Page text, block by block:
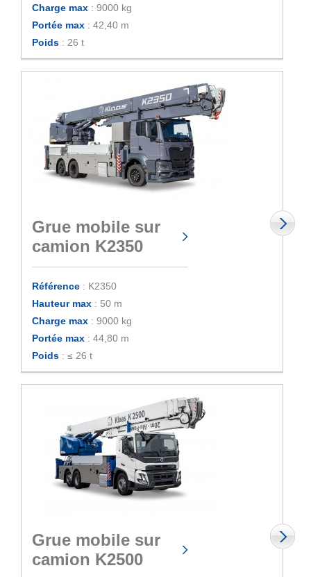
Charge max : 9000 kg
Portée max : 42,40 m
Poids : 26 t
Grue mobile sur
camion K2350
Référence : K2350
Hauteur max : 50 m
Charge max : 9000 kg
Portée max : 44,80 m
Poids : ≤ 26 t
Grue mobile sur
camion K2500